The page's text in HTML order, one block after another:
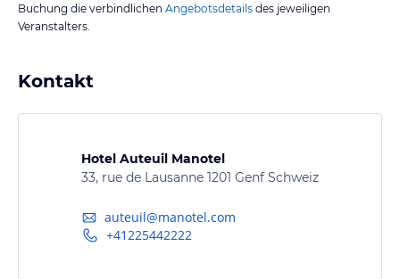
Buchung die verbindlichen Angebotsdetails des jeweiligen
Veranstalters.
Kontakt
Hotel Auteuil Manotel
33, rue de Lausanne 1201 Genf Schweiz
auteuil@manotel.com
+41225442222